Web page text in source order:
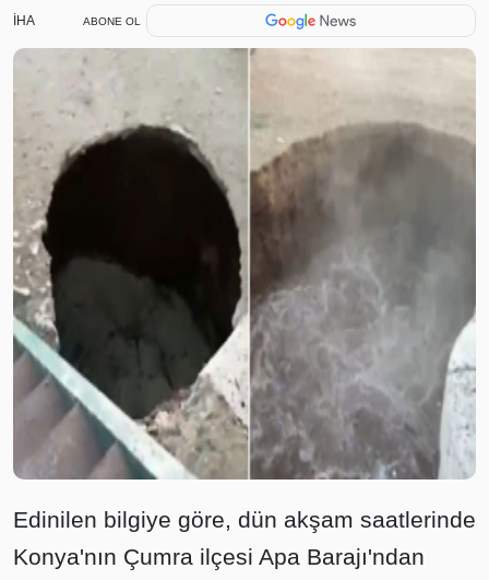
İHA ABONE OL
Edinilen bilgiye göre, dün akşam saatlerinde
Konya'nın Çumra ilçesi Apa Barajı'ndan